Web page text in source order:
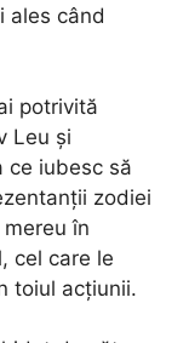
ales când
potrivită
Leu și
ce iubesc să
zodiei
în
cel care le
toiul acțiunii.